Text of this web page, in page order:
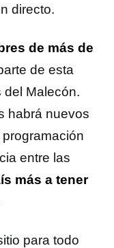
directo.
de más de
de esta
del Malecón.
habrá nuevos
entre las
más a tener
para todo